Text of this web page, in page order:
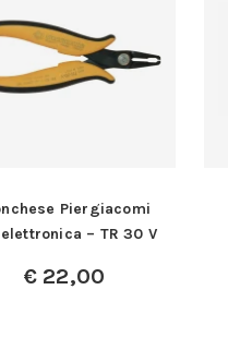
Piergiacomi
– TR 30 V
€ 22,00